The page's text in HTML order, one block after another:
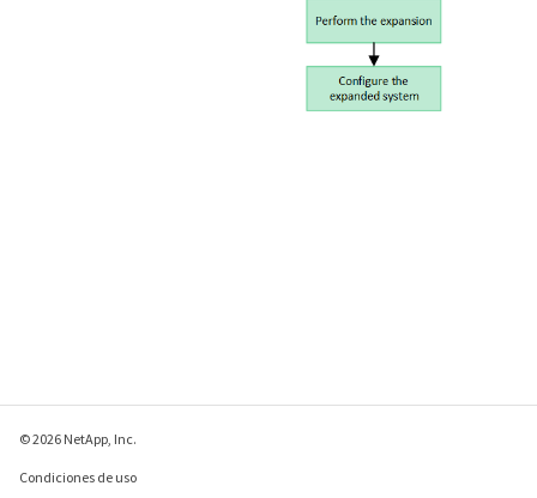
© 2026 NetApp, Inc.
Condiciones de uso